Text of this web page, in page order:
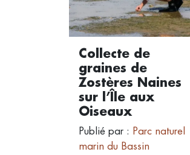
Collecte de
graines de
Zostères Naines
sur l’Île aux
Oiseaux
Publié par : Parc naturel
marin du Bassin